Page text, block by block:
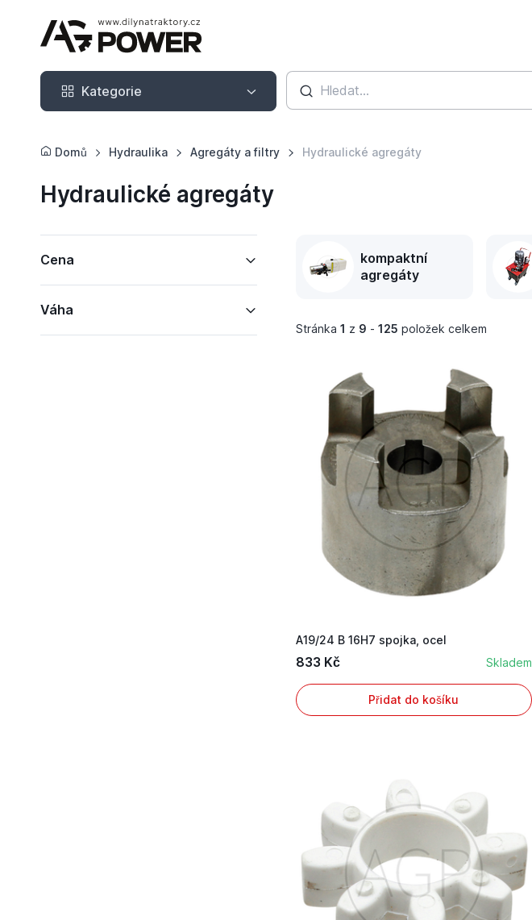
Kategorie
Kategorie
Domů Hydraulika Agregáty a filtry Hydraulické agregáty
Hydraulické agregáty
Cena
Váha
kompaktní
agregáty
Stránka 1 z 9 - 125 položek celkem
A19/24 B 16H7 spojka, ocel
833 Kč Skladem
Přidat do košíku